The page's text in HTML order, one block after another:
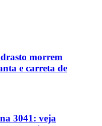
morrem
e carreta de
3041: veja